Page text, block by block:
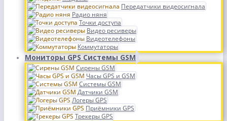
Передатчики видеосигнала
Радио няня
Точки доступа
Видео ресиверы
Видеотелефоны
Коммутаторы
Мониторы GPS Системы GSM
Сирены GSM
Часы GPS и GSM
Системы GSM
Датчики GSM
Логеры GPS
Приёмники GPS
Трекеры GPS